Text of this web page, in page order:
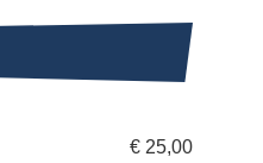
€ 25,00